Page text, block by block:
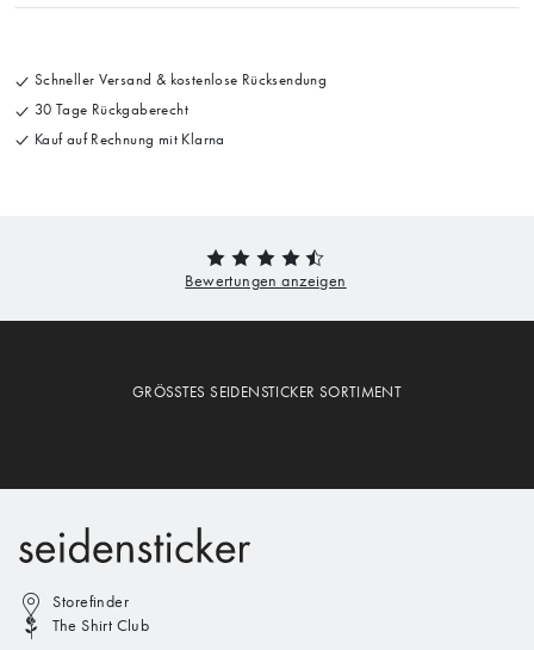
Schneller Versand & kostenlose Rücksendung
30 Tage Rückgaberecht
Kauf auf Rechnung mit Klarna
GRÖSSTES SEIDENSTICKER SORTIMENT
Storefinder
The Shirt Club